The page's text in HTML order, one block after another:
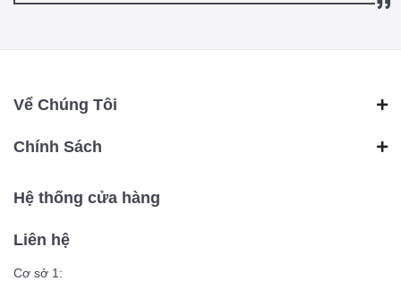
Vể Chúng Tôi
Chính Sách
Hệ thống cửa hàng
Liên hệ
Cơ sở 1: